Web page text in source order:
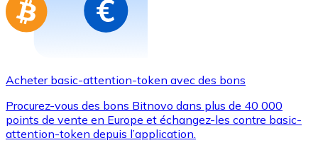
Acheter basic-attention-token avec des bons
Procurez-vous des bons Bitnovo dans plus de 40 000
points de vente en Europe et échangez-les contre basic-
attention-token depuis l’application.